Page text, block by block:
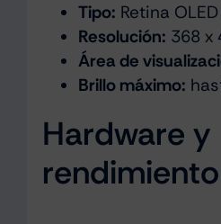
Tipo: Retina OLED
Resolución: 368 x
Área de
Brillo máximo:
Hardware y
rendimiento